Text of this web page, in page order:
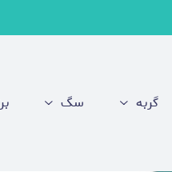
گربه سگ